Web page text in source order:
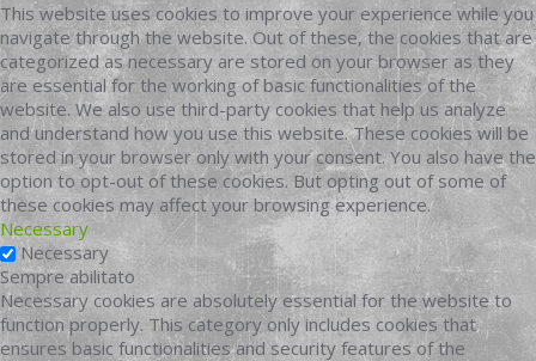
This website uses cookies to improve your experience while you
navigate through the website. Out of these, the cookies that are
categorized as necessary are stored on your browser as they
are essential for the working of basic functionalities of the
website. We also use third-party cookies that help us analyze
and understand how you use this website. These cookies will be
stored in your browser only with your consent. You also have the
option to opt-out of these cookies. But opting out of some of
these cookies may affect your browsing experience.
Necessary
Necessary
Sempre abilitato
Necessary cookies are absolutely essential for the website to
function properly. This category only includes cookies that
ensures basic functionalities and security features of the